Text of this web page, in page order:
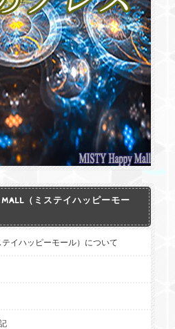
（ミステイハッピーモー
イハッピーモール）について